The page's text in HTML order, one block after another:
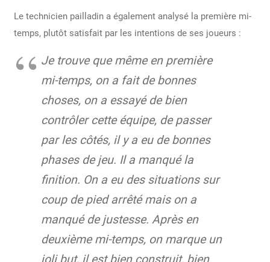
Le technicien pailladin a également analysé la première mi-
temps, plutôt satisfait par les intentions de ses joueurs :
Je trouve que même en première
mi-temps, on a fait de bonnes
choses, on a essayé de bien
contrôler cette équipe, de passer
par les côtés, il y a eu de bonnes
phases de jeu. Il a manqué la
finition. On a eu des situations sur
coup de pied arrêté mais on a
manqué de justesse. Après en
deuxième mi-temps, on marque un